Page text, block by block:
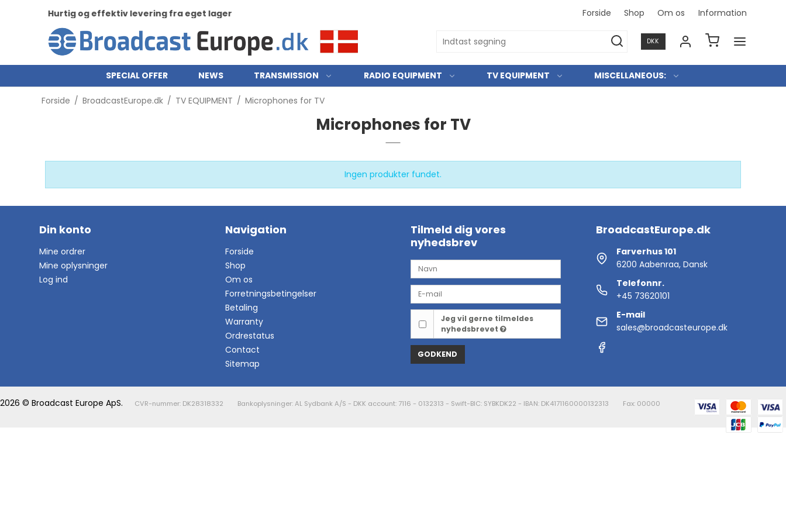
Hurtig og effektiv levering fra eget lager Forside Shop Om os Information
DKK
SPECIAL OFFER NEWS TRANSMISSION RADIO EQUIPMENT TV EQUIPMENT MISCELLANEOUS:
Forside / BroadcastEurope.dk / TV EQUIPMENT / Microphones for TV
Microphones for TV
Ingen produkter fundet.
Din konto
Mine ordrer
Mine oplysninger
Log ind
Navigation
Forside
Shop
Om os
Forretningsbetingelser
Betaling
Warranty
Ordrestatus
Contact
Sitemap
Tilmeld dig vores
nyhedsbrev
Jeg vil gerne tilmeldes
nyhedsbrevet
GODKEND
BroadcastEurope.dk
Farverhus 101
6200 Aabenraa, Dansk
Telefonnr.
+45 73620101
E-mail
sales@broadcasteurope.dk
2026 © Broadcast Europe ApS. CVR-nummer: DK28318332 Bankoplysninger: AL Sydbank A/S - DKK account: 7116 - 0132313 - Swift-BIC: SYBKDK22 - IBAN: DK4171160000132313 Fax: 00000